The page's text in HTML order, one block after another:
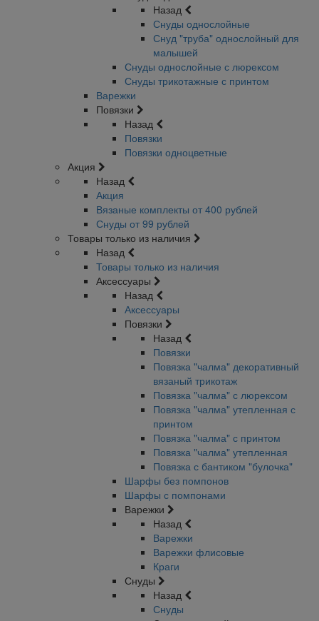
Назад
Снуды однослойные
Снуд "труба" однослойный для
малышей
Снуды однослойные с люрексом
Снуды трикотажные с принтом
Варежки
Повязки
Назад
Повязки
Повязки одноцветные
Акция
Назад
Акция
Вязаные комплекты от 400 рублей
Снуды от 99 рублей
Товары только из наличия
Назад
Товары только из наличия
Аксессуары
Назад
Аксессуары
Повязки
Назад
Повязки
Повязка "чалма" декоративный
вязаный трикотаж
Повязка "чалма" с люрексом
Повязка "чалма" утепленная с
принтом
Повязка "чалма" с принтом
Повязка "чалма" утепленная
Повязка с бантиком "булочка"
Шарфы без помпонов
Шарфы с помпонами
Варежки
Назад
Варежки
Варежки флисовые
Краги
Снуды
Назад
Снуды